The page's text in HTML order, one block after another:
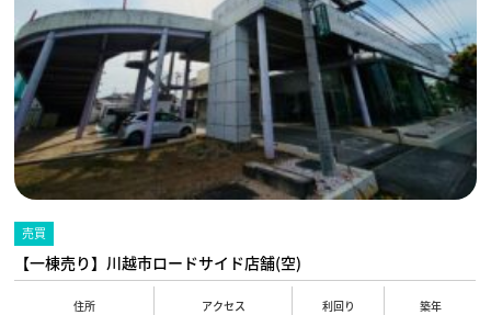
売買
【一棟売り】川越市ロードサイド店舗(空)
住所 アクセス 利回り 築年